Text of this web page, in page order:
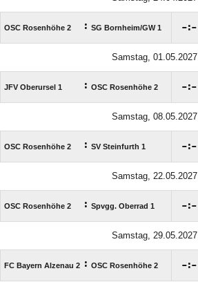
OSC Rosenhöhe 2 : SG Bornheim/​GW 1 :
Samstag, 01.05.2027
JFV Oberursel 1 : OSC Rosenhöhe 2 :
Samstag, 08.05.2027
OSC Rosenhöhe 2 : SV Steinfurth 1 :
Samstag, 22.05.2027
OSC Rosenhöhe 2 : Spvgg. Oberrad 1 :
Samstag, 29.05.2027
FC Bayern Alzenau 2 : OSC Rosenhöhe 2 :